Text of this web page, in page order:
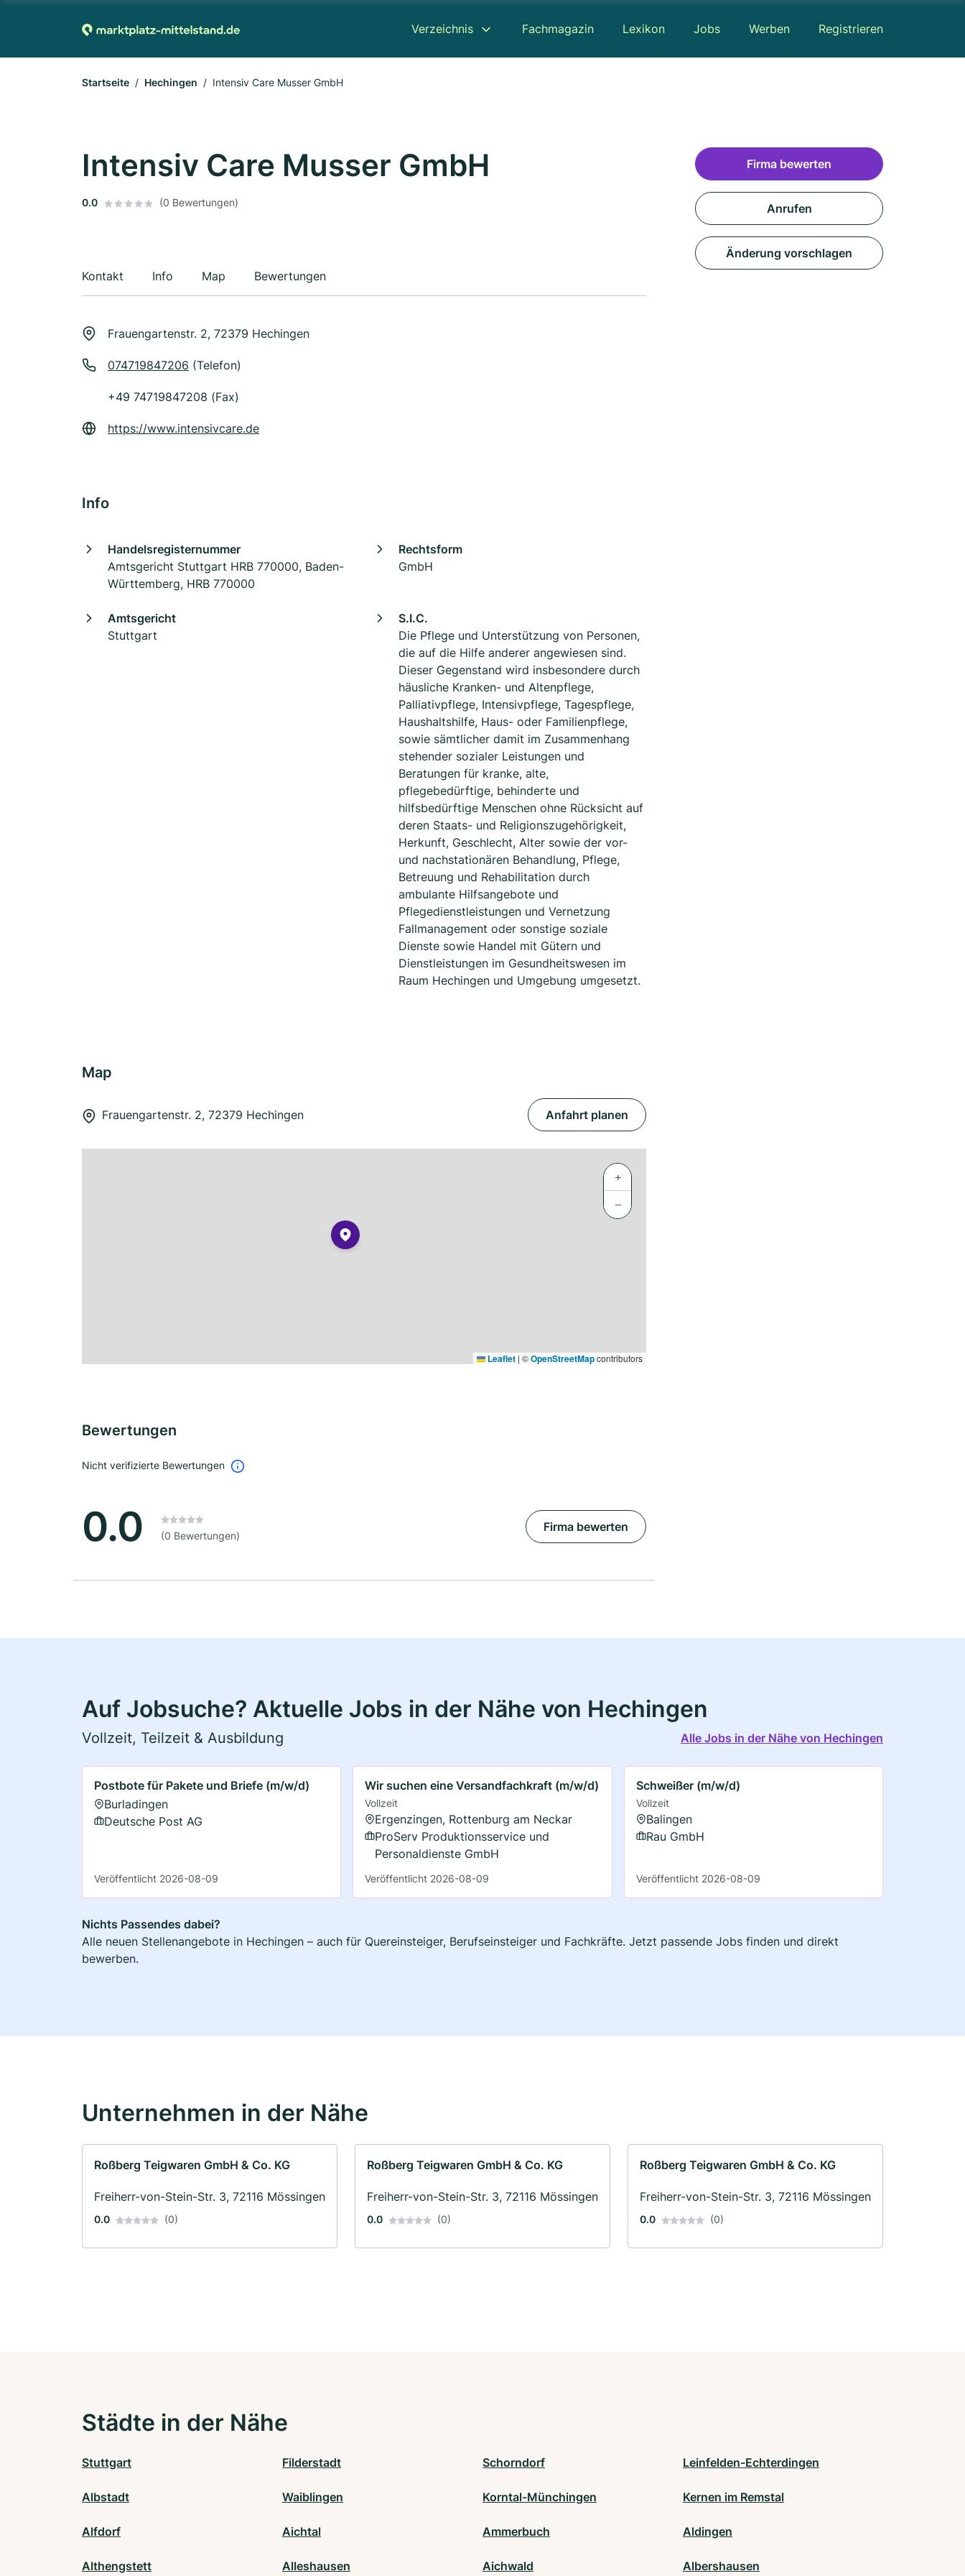
Verzeichnis Fachmagazin Lexikon Jobs Werben Registrieren
Startseite Hechingen Intensiv Care Musser GmbH
Intensiv Care Musser GmbH
0.0 (0 Bewertungen)
Kontakt Info Map Bewertungen
Frauengartenstr. 2, 72379 Hechingen
074719847206 (Telefon)
+49 74719847208 (Fax)
https://www.intensivcare.de
Info
Handelsregisternummer
Amtsgericht Stuttgart HRB 770000, Baden-
Württemberg, HRB 770000
Rechtsform
GmbH
Amtsgericht
Stuttgart
S.I.C.
Die Pflege und Unterstützung von Personen,
die auf die Hilfe anderer angewiesen sind.
Dieser Gegenstand wird insbesondere durch
häusliche Kranken- und Altenpflege,
Palliativpflege, Intensivpflege, Tagespflege,
Haushaltshilfe, Haus- oder Familienpflege,
sowie sämtlicher damit im Zusammenhang
stehender sozialer Leistungen und
Beratungen für kranke, alte,
pflegebedürftige, behinderte und
hilfsbedürftige Menschen ohne Rücksicht auf
deren Staats- und Religionszugehörigkeit,
Herkunft, Geschlecht, Alter sowie der vor-
und nachstationären Behandlung, Pflege,
Betreuung und Rehabilitation durch
ambulante Hilfsangebote und
Pflegedienstleistungen und Vernetzung
Fallmanagement oder sonstige soziale
Dienste sowie Handel mit Gütern und
Dienstleistungen im Gesundheitswesen im
Raum Hechingen und Umgebung umgesetzt.
Map
Frauengartenstr. 2, 72379 Hechingen Anfahrt planen
+
−
Leaflet | ©OpenStreetMapcontributors
Bewertungen
Nicht verifizierte Bewertungen
0.0 (0 Bewertungen)
Firma bewerten
Firma bewerten
Anrufen
Änderung vorschlagen
Auf Jobsuche? Aktuelle Jobs in der Nähe von Hechingen
Vollzeit, Teilzeit & Ausbildung Alle Jobs in der Nähe von Hechingen
Postbote für Pakete und Briefe (m/w/d)
Burladingen
Deutsche Post AG
Veröffentlicht 2026-08-09
Wir suchen eine Versandfachkraft (m/w/d)
Vollzeit
Ergenzingen, Rottenburg am Neckar
ProServ Produktionsservice und
Personaldienste GmbH
Veröffentlicht 2026-08-09
Schweißer (m/w/d)
Vollzeit
Balingen
Rau GmbH
Veröffentlicht 2026-08-09
Nichts Passendes dabei?
Alle neuen Stellenangebote in Hechingen – auch für Quereinsteiger, Berufseinsteiger und Fachkräfte. Jetzt passende Jobs finden und direkt
bewerben.
Unternehmen in der Nähe
Roßberg Teigwaren GmbH & Co. KG
Freiherr-von-Stein-Str. 3, 72116 Mössingen
0.0 (0)
Roßberg Teigwaren GmbH & Co. KG
Freiherr-von-Stein-Str. 3, 72116 Mössingen
0.0 (0)
Roßberg Teigwaren GmbH & Co. KG
Freiherr-von-Stein-Str. 3, 72116 Mössingen
0.0 (0)
Städte in der Nähe
Stuttgart Filderstadt Schorndorf Leinfelden-Echterdingen
Albstadt Waiblingen Korntal-Münchingen Kernen im Remstal
Alfdorf Aichtal Ammerbuch Aldingen
Althengstett Alleshausen Aichwald Albershausen